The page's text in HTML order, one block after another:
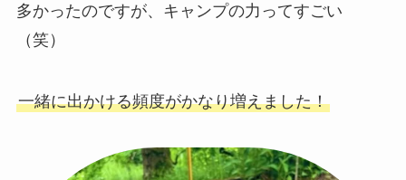
多かったのですが、キャンプの力ってすごい
（笑）
一緒に出かける頻度がかなり増えました！